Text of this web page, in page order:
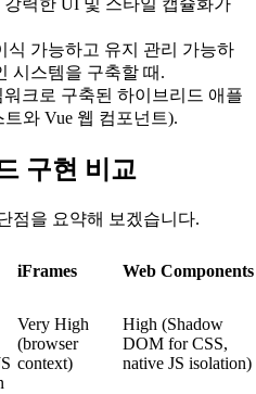
강력한 UI 및 스타일 캡슐화가
식 가능하고 유지 관리 가능하
시스템을 구축할 때.
크로 구축된 하이브리드 애플
트와 Vue 웹 컴포넌트).
구현 비교
점을 요약해 보겠습니다.
iFrames Web Components
Very High
(browser
context)
High (Shadow
DOM for CSS,
native JS isolation)